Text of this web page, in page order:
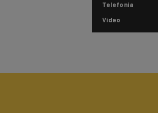
Telefonia
Video